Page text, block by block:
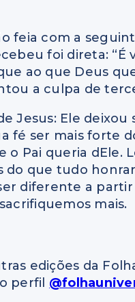
feia com a
foi direta:
ao que Deus
a culpa de
Jesus: Ele
fé ser mais forte
Pai queria dEle.
do que tudo
diferente a partir
mais.
edições da
perfil